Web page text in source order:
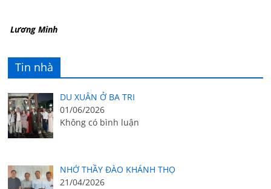
Lương Minh
Tin nhà
DU XUÂN Ở BA TRI
01/06/2026
Không có bình luận
NHỚ THẦY ĐÀO KHÁNH THỌ
21/04/2026